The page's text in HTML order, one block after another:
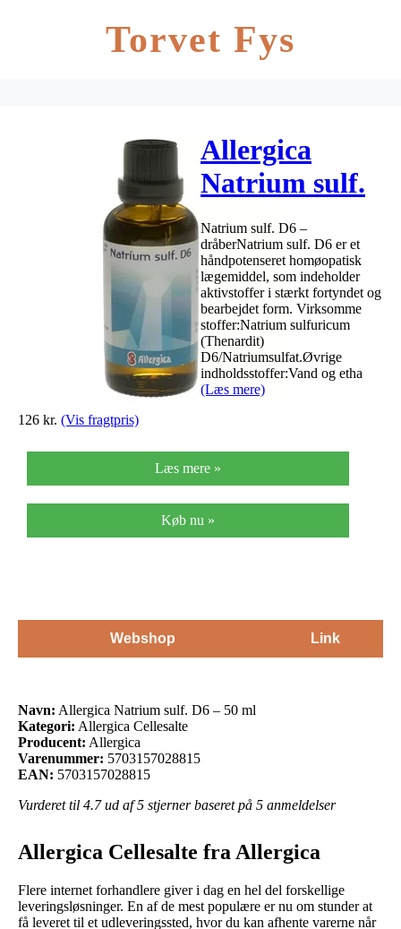
Torvet Fys
Allergica
Natrium sulf.
D6 – 50 ml
Natrium sulf. D6 –
dråberNatrium sulf. D6 er et
håndpotenseret homøopatisk
lægemiddel, som indeholder
aktivstoffer i stærkt fortyndet og
bearbejdet form. Virksomme
stoffer:Natrium sulfuricum
(Thenardit)
D6/Natriumsulfat.Øvrige
indholdsstoffer:Vand og etha
(Læs mere)
126 kr. (Vis fragtpris)
Læs mere »
Køb nu »
Webshop Link
Navn: Allergica Natrium sulf. D6 – 50 ml
Kategori: Allergica Cellesalte
Producent: Allergica
Varenummer: 5703157028815
EAN: 5703157028815
Vurderet til 4.7ud af 5 stjerner baseret på 5 anmeldelser
Allergica Cellesalte fra Allergica
Flere internet forhandlere giver i dag en hel del forskellige
leveringsløsninger. En af de mest populære er nu om stunder at
få leveret til et udleveringssted, hvor du kan afhente varerne når